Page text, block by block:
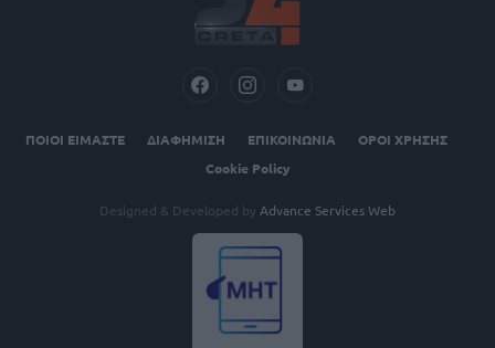
ΠΟΙΟΙ ΕΙΜΑΣΤΕ ΔΙΑΦΗΜΙΣΗ ΕΠΙΚΟΙΝΩΝΙΑ
ΟΡΟΙ ΧΡΗΣΗΣ
Cookie Policy
Designed & Developed by Advance Services Web